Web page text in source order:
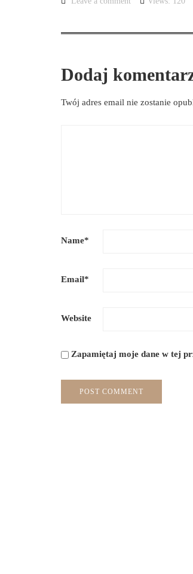
Dodaj
Twój adres email nie zostanie
Name*
Email*
Website
Zapamiętaj moje dane w tej